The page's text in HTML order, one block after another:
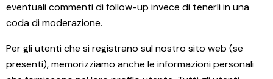
eventuali commenti di follow-up invece di tenerli in una
coda di moderazione.
Per gli utenti che si registrano sul nostro sito web (se
presenti), memorizziamo anche le informazioni personali